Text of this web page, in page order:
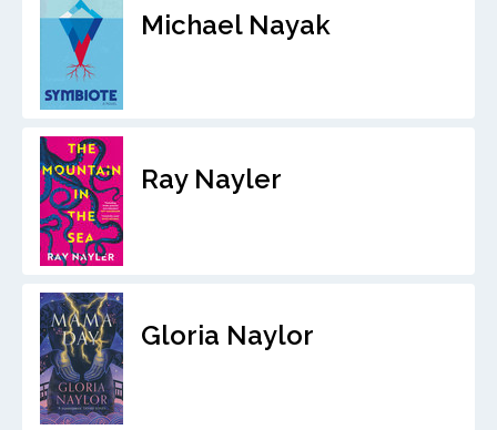
Michael Nayak
Ray Nayler
Gloria Naylor